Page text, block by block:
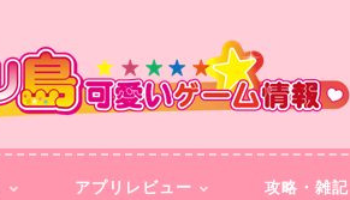
アプリレビュー 攻略・雑記